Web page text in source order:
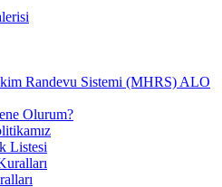
Randevu Sistemi (MHRS) ALO
Olurum?
Listesi